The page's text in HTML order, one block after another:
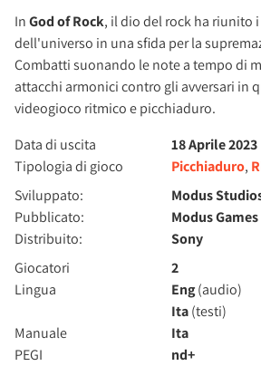
InGod of Rock, il dio del rock ha riunito
dell'universo in una sfida per la
Combatti suonando le note a tempo di
attacchi armonici contro gli avversari in
videogioco ritmico e picchiaduro.
Data di uscita
18 Aprile 2023
Tipologia di gioco
Picchiaduro,
Sviluppato:
Modus
Pubblicato:
Modus Games
Distribuito:
Sony
Giocatori
2
Lingua
Eng(audio)
Ita(testi)
Manuale
Ita
PEGI
nd+